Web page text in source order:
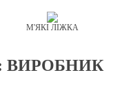
М'ЯКІ ЛІЖКА
ВИРОБНИК